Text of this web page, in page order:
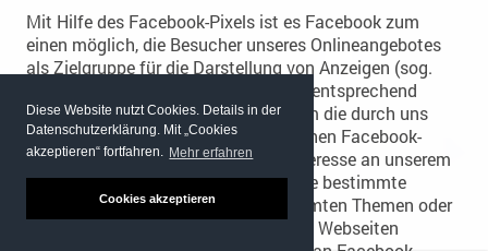
Diese Website nutzt Cookies. Details in der
Datenschutzerklärung. Mit „Cookies
akzeptieren“ fortfahren. Mehr erfahren
Cookies akzeptieren
Mit Hilfe des Facebook-Pixels ist es Facebook zum
einen möglich, die Besucher unseres Onlineangebotes
als Zielgruppe für die Darstellung von Anzeigen (sog.
"Facebook-Ads") zu bestimmen. Dementsprechend
setzen wir das Facebook-Pixel ein, um die durch uns
geschalteten Facebook-Ads nur solchen Facebook-
Nutzern anzuzeigen, die auch ein Interesse an unserem
Onlineangebot gezeigt haben oder die bestimmte
Merkmale (z.B. Interessen an bestimmten Themen oder
Produkten, die anhand der besuchten Webseiten